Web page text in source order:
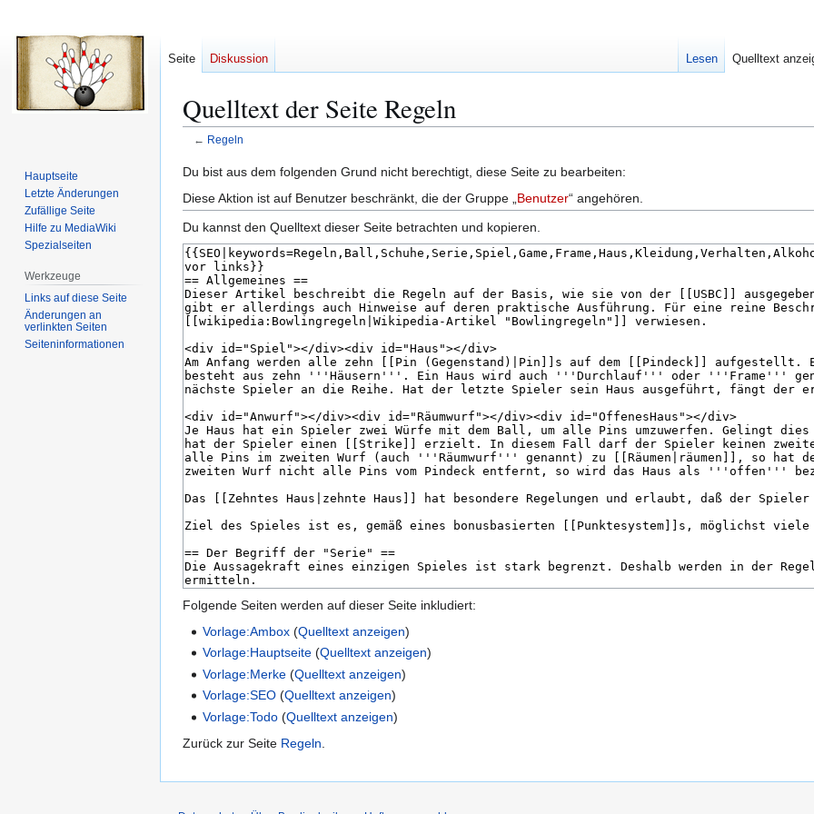
Quelltext der Seite Regeln
← Regeln
Zur
Navigation
springen
Zur
Suche
springen
Du bist aus dem folgenden Grund nicht berechtigt, diese Seite zu bearbeiten:
Diese Aktion ist auf Benutzer beschränkt, die der Gruppe „ Benutzer“ angehören.
Du kannst den Quelltext dieser Seite betrachten und kopieren.
Folgende Seiten werden auf dieser Seite inkludiert:
Vorlage:Ambox (Quelltext anzeigen)
Vorlage:Hauptseite (Quelltext anzeigen)
Vorlage:Merke (Quelltext anzeigen)
Vorlage:SEO (Quelltext anzeigen)
Vorlage:Todo (Quelltext anzeigen)
Zurück zur Seite Regeln
Seite Diskussion Lesen Quelltext
Hauptseite
Letzte Änderungen
Zufällige Seite
Hilfe zu MediaWiki
Spezialseiten
Werkzeuge
Links auf diese Seite
Änderungen an
verlinkten Seiten
Seiten­­informationen